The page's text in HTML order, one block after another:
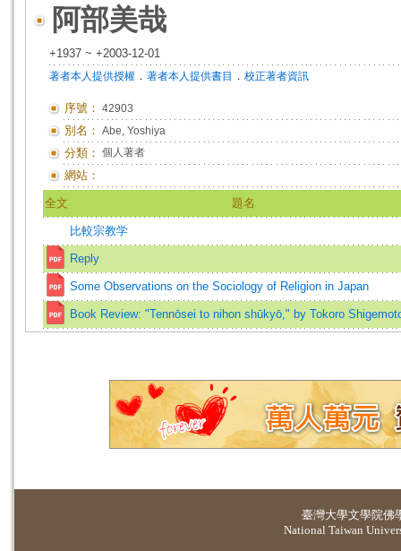
阿部美哉
+1937 ~ +2003-12-01
著者本人提供授權 ． 著者本人提供書目 ． 校正著者資訊
序號： 42903
別名： Abe, Yoshiya
分類： 個人著者
網站：
全文 題名
比較宗教学
Reply
Some Observations on the Sociology of Religion in Japan
Book Review: "Tennōsei to nihon shūkyō," by Tokoro
臺灣大學文學院佛
National Taiwan